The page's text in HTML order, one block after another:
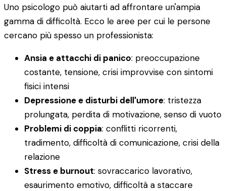
Uno psicologo può aiutarti ad affrontare un'ampia
gamma di difficoltà. Ecco le aree per cui le persone
cercano più spesso un professionista:
Ansia e attacchi di panico: preoccupazione
costante, tensione, crisi improvvise con sintomi
fisici intensi
Depressione e disturbi dell'umore: tristezza
prolungata, perdita di motivazione, senso di vuoto
Problemi di coppia: conflitti ricorrenti,
tradimento, difficoltà di comunicazione, crisi della
relazione
Stress e burnout: sovraccarico lavorativo,
esaurimento emotivo, difficoltà a staccare